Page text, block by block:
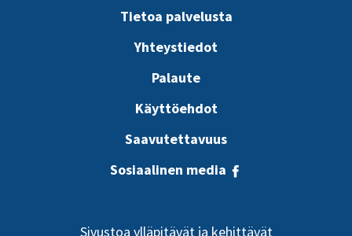
Tietoa palvelusta
Yhteystiedot
Palaute
Käyttöehdot
Saavutettavuus
Sosiaalinen media
Sivustoa ylläpitävät ja kehittävät